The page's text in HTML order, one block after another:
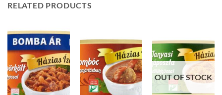
RELATED PRODUCTS
OUT OF STOCK